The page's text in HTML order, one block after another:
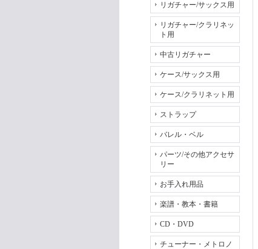
リガチャー/サックス用
リガチャー/クラリネッ
ト用
中古リガチャー
ケース/サックス用
ケース/クラリネット用
ストラップ
バレル・ベル
パーツ/その他アクセサ
リー
お手入れ用品
楽譜・教本・書籍
CD・DVD
チューナー・メトロノ